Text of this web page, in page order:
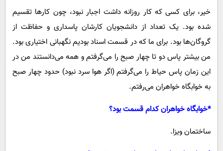
خیر، برای کسی که کار روزانه داشت اجبار نبود، چون کارها تقسیم
شده بود. یک تعداد از دانشجویان کارشان پاسداری و حفاظت از
گروگان‌ها بود. برای ما که در قسمت اسناد بودیم نگهبانی اختیاری بود.
من بیشتر پاس دو تا چهار صبح را می‌گرفتم و همه می‌دانستند من در
این زمان پاس حیاط را می‌گرفتم (اگر هوا سرد نبود) حدود چهار صبح
به خوابگاه خواهران می‌رفتم.
*خوابگاه خواهران کدام قسمت بود؟
ساختمان ویزا.